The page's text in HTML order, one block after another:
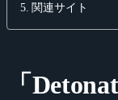
関連サイト
「